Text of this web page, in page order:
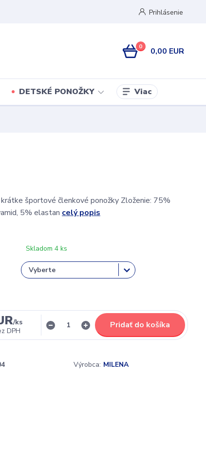
Prihlásenie
0 0,00 EUR
DETSKÉ PONOŽKY Viac
športové členkové ponožky Zloženie: 75%
5% elastan celý popis
Skladom 4 ks
/ks
DPH
Pridať do košíka
Výrobca: MILENA